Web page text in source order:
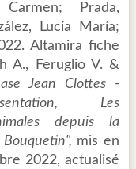
Prada,
Lucía María;
Altamira fiche
A., Feruglio V. &
Jean Clottes -
Les
depuis la
mis en
2022, actualisé